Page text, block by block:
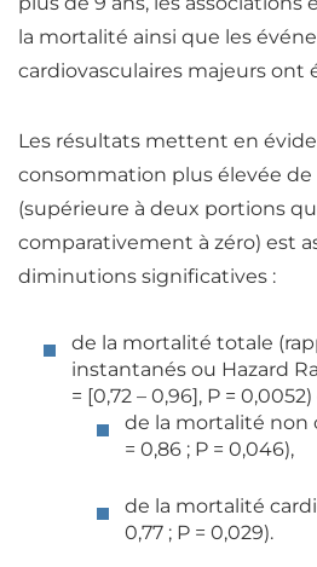
la mortalité ainsi que les
cardiovasculaires majeurs ont
Les résultats mettent en
consommation plus élevée
(supérieure à deux portions
comparativement à zéro) est
diminutions significatives :
de la mortalité totale
instantanés ou Hazard
= [0,72 – 0,96], P =
de la mortalité non
= 0,86 ; P = 0,046),
de la mortalité
0,77 ; P = 0,029).